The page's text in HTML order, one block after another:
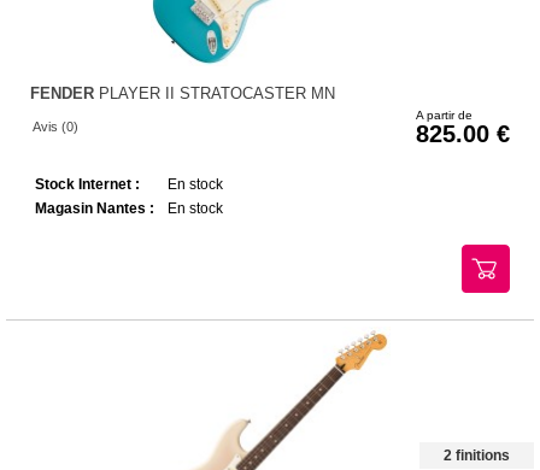
FENDER PLAYER II STRATOCASTER MN
Avis (0)
A partir de
825.00
Stock Internet :
En stock
Magasin Nantes :
En stock
2 finitions